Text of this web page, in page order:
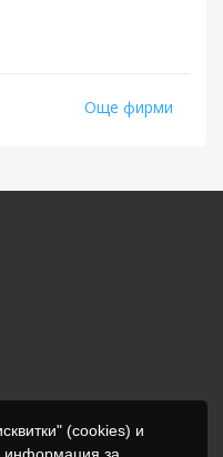
(cookies) и
информация за
Още фирми